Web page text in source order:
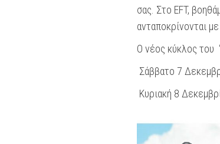
σας. Στο EFT,
ανταποκρίνονται
Ο νέος κύκλος του
Σάββατο 7
Κυριακή 8